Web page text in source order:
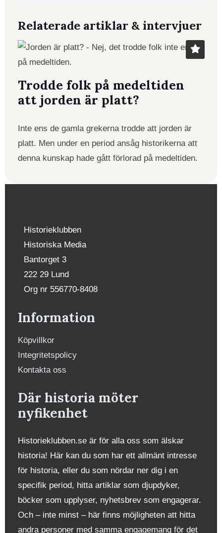
Relaterade artiklar & intervjuer
Trodde folk på medeltiden
att jorden är platt?
Inte ens de gamla grekerna trodde att jorden är
platt. Men under en period ansåg historikerna att
denna kunskap hade gått förlorad på medeltiden.
Historieklubben
Historiska Media
Bantorget 3
222 29 Lund
Org nr 556770-8408
Information
Köpvillkor
Integritetspolicy
Kontakta oss
Där historia möter
nyfikenhet
Historieklubben.se är för alla oss som älskar
historia! Här kan du som har ett allmänt intresse
för historia, eller du som nördar ner dig i en
specifik period, hitta artiklar som djupdyker,
böcker som upplyser, nyhetsbrev som engagerar.
Och – inte minst – här finns möjligheten att hitta
andra personer med samma engagemang för det